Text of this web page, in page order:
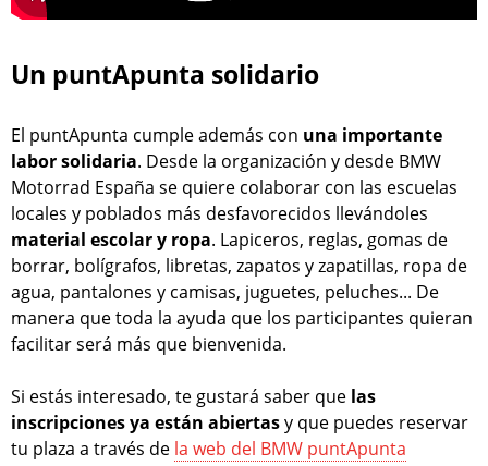
Un puntApunta solidario
El puntApunta cumple además con una importante
labor solidaria. Desde la organización y desde BMW
Motorrad España se quiere colaborar con las escuelas
locales y poblados más desfavorecidos llevándoles
material escolar y ropa. Lapiceros, reglas, gomas de
borrar, bolígrafos, libretas, zapatos y zapatillas, ropa de
agua, pantalones y camisas, juguetes, peluches... De
manera que toda la ayuda que los participantes quieran
facilitar será más que bienvenida.
Si estás interesado, te gustará saber que las
inscripciones ya están abiertasy que puedes reservar
tu plaza a través de la web del BMW puntApunta